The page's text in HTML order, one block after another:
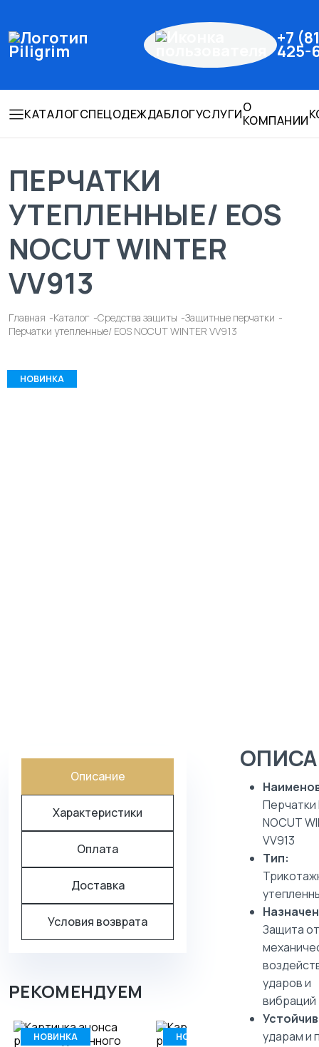
+7
425-
КАТАЛОГСПЕЦОДЕЖДАБЛОГУСЛУГИО
КОМПАНИИ
ПЕРЧАТКИ
УТЕПЛЕННЫЕ/ EOS
NOCUT WINTER
VV913
Главная Каталог Средства защиты
Защитные перчатки
Перчатки утепленные/ EOS NOCUT WINTER VV913
НОВИНКА
Описание
Характеристики
Оплата
Доставка
Условия возврата
РЕКОМЕНДУЕМ
НОВИНКА НОВИНКА
Перчатки
NOCUT
VV913
Тип:
Защита от
ударов и
вибраций
ударам и